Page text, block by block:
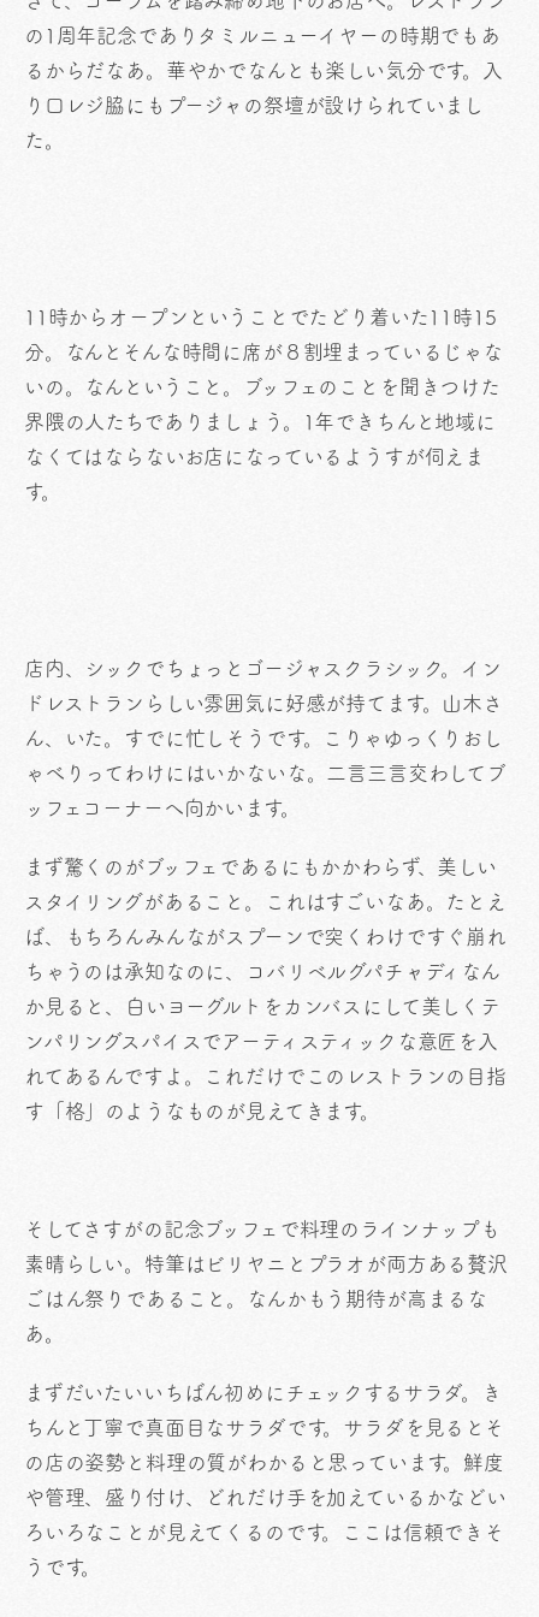
の1周年記念でありタミルニューイヤーの時期でもあ
るからだなあ。華やかでなんとも楽しい気分です。入
り口レジ脇にもプージャの祭壇が設けられていまし
た。
11時からオープンということでたどり着いた11時15
分。なんとそんな時間に席が８割埋まっているじゃな
いの。なんということ。ブッフェのことを聞きつけた
界隈の人たちでありましょう。1年できちんと地域に
なくてはならないお店になっているようすが伺えま
す。
店内、シックでちょっとゴージャスクラシック。イン
ドレストランらしい雰囲気に好感が持てます。山木さ
ん、いた。すでに忙しそうです。こりゃゆっくりおし
ゃべりってわけにはいかないな。二言三言交わしてブ
ッフェコーナーへ向かいます。
まず驚くのがブッフェであるにもかかわらず、美しい
スタイリングがあること。これはすごいなあ。たとえ
ば、もちろんみんながスプーンで突くわけですぐ崩れ
ちゃうのは承知なのに、コバリベルグパチャディなん
か見ると、白いヨーグルトをカンバスにして美しくテ
ンパリングスパイスでアーティスティックな意匠を入
れてあるんですよ。これだけでこのレストランの目指
す「格」のようなものが見えてきます。
そしてさすがの記念ブッフェで料理のラインナップも
素晴らしい。特筆はビリヤニとプラオが両方ある贅沢
ごはん祭りであること。なんかもう期待が高まるな
あ。
まずだいたいいちばん初めにチェックするサラダ。き
ちんと丁寧で真面目なサラダです。サラダを見るとそ
の店の姿勢と料理の質がわかると思っています。鮮度
や管理、盛り付け、どれだけ手を加えているかなどい
ろいろなことが見えてくるのです。ここは信頼できそ
うです。